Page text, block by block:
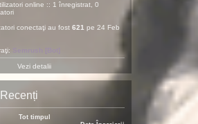
online :: 1 înregistrat, 0
conectaţi au fost 621 pe 24 Feb
Vezi detalii
Tot timpul